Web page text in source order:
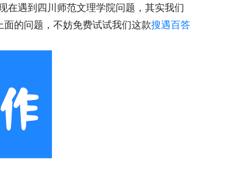
在遇到四川师范文理学院问题，其实我们
的问题，不妨免费试试我们这款搜遇百答